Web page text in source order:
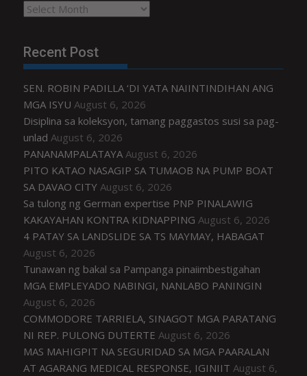
Archives
Recent Post
SEN. ROBIN PADILLA ‘DI YATA NAIINTINDIHAN ANG
MGA ISYU August 6, 2026
Disiplina sa koleksyon, tamang paggastos susi sa pag-
unlad August 6, 2026
PANANAMPALATAYA August 6, 2026
PITO KATAO NASAGIP SA TUMAOB NA PUMP BOAT
SA DAVAO CITY August 6, 2026
Sa tulong ng German expertise PNP PINALAWIG
KAKAYAHAN KONTRA KIDNAPPING August 6, 2026
4 PATAY SA LANDSLIDE SA TS MAYMAY, HABAGAT
August 6, 2026
Tunawan ng bakal sa Pampanga pinaiimbestigahan
MGA EMPLEYADO NABINGI, NANLABO PANINGIN
August 6, 2026
COMMODORE TARRIELA, SINAGOT MGA PARATANG
NI REP. PULONG DUTERTE August 6, 2026
MAS MAHIGPIT NA SEGURIDAD SA MGA PAARALAN
AT AGARANG MEDICAL RESPONSE, IGINIIT August 6,